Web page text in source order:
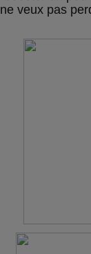
ne veux pas